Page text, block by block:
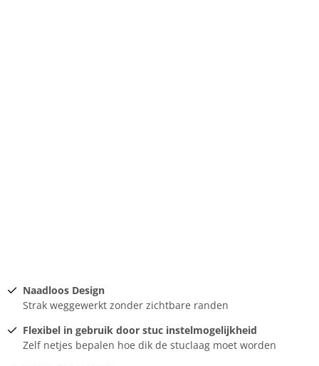
Naadloos Design
Strak weggewerkt zonder zichtbare randen
Flexibel in gebruik door stuc instelmogelijkheid
Zelf netjes bepalen hoe dik de stuclaag moet worden